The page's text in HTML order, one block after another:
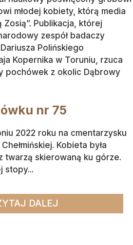
młodej kobiety, którą media
Zosią”. Publikacja, której
zespół badaczy
Polińskiego
Kopernika w Toruniu, rzuca
pochówek z okolic Dąbrowy
nr 75
2022 roku na cmentarzysku
Kobieta była
twarzą skierowaną ku górze.
stopy...
DALEJ